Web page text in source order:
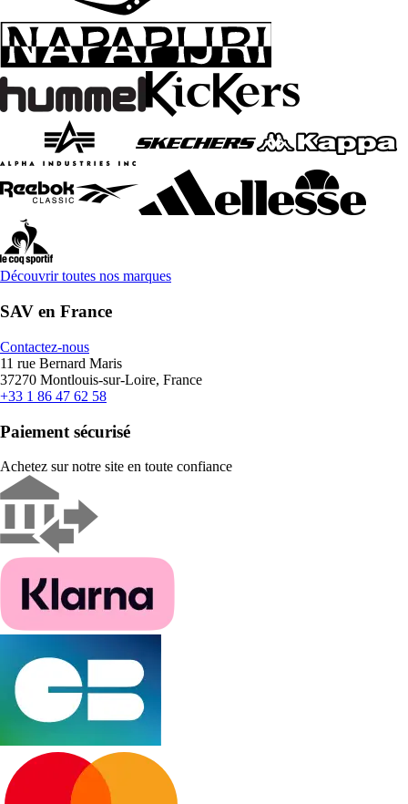
Découvrir toutes nos marques
SAV en France
Contactez-nous
11 rue Bernard Maris
37270 Montlouis-sur-Loire, France
+33 1 86 47 62 58
Paiement sécurisé
Achetez sur notre site en toute confiance